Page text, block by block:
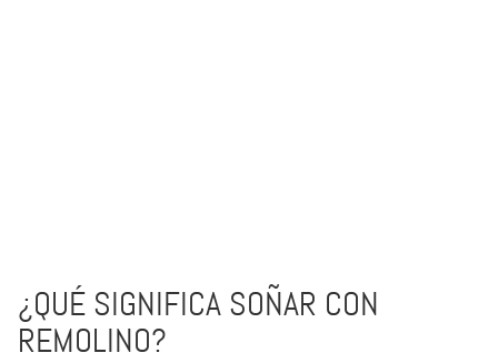
¿QUÉ SIGNIFICA SOÑAR CON
REMOLINO?